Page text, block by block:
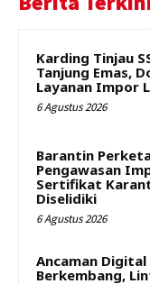
Karding Tinjau
Tanjung Emas,
Layanan Impor
6 Agustus 2026
Barantin
Pengawasan
Sertifikat
Diselidiki
6 Agustus 2026
Ancaman Digital
Berkembang,